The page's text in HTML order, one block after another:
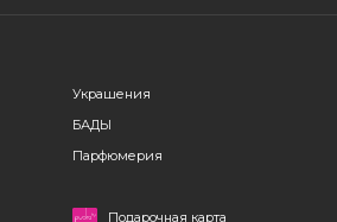
Украшения
БАДЫ
Парфюмерия
Подарочная карта